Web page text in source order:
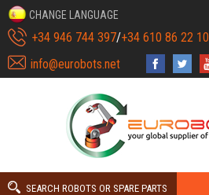
CHANGE LANGUAGE
+34 946 744 397/+34 610 86 22 10
info@eurobots.net
SEARCH ROBOTS OR SPARE PARTS